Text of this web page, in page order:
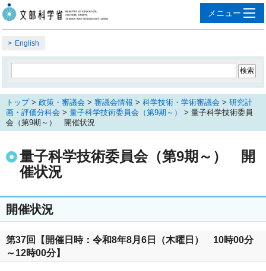
English
トップ> 政策・審議会 > 審議会情報 > 科学技術・学術審議会 > 研究計
画・評価分科会 > 量子科学技術委員会（第9期～）
> 量子科学技術委員
会（第9期～） 開催状況
量子科学技術委員会（第9期～） 開
催状況
開催状況
第37回【開催日時：令和8年8月6日（木曜日） 10時00分
～12時00分】